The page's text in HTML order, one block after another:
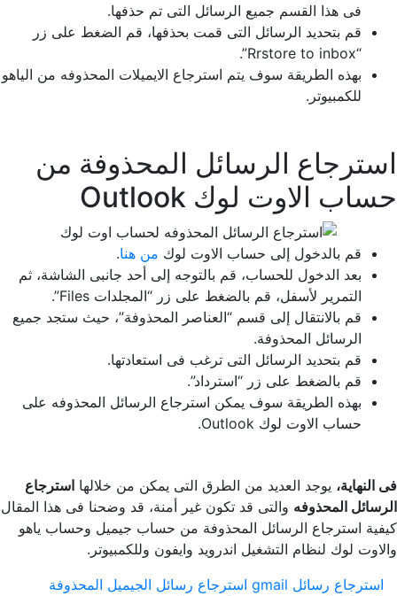
فى هذا القسم جميع الرسائل التى تم حذفها.
قم بتحديد الرسائل التى قمت بحذفها، قم الضغط على زر
“Rrstore to inbox”.
بهذه الطريقة سوف يتم استرجاع الايميلات المحذوفه من الياهو
للكمبيوتر.
استرجاع الرسائل المحذوفة من
حساب الاوت لوك Outlook
قم بالدخول إلى حساب الاوت لوك من هنا.
بعد الدخول للحساب، قم بالتوجه إلى أحد جانبى الشاشة، ثم
التمرير لأسفل، قم بالضغط على زر “المجلدات Files”.
قم بالانتقال إلى قسم “العناصر المحذوفة”، حيث ستجد جميع
الرسائل المحذوفة.
قم بتحديد الرسائل التى ترغب فى استعادتها.
قم بالضغط على زر “استرداد”.
بهذه الطريقة سوف يمكن استرجاع الرسائل المحذوفه على
حساب الاوت لوك Outlook.
فى النهاية، يوجد العديد من الطرق التى يمكن من خلالها استرجاع
الرسائل المحذوفه والتى قد تكون غير أمنة، قد وضحنا فى هذا المقال
كيفية استرجاع الرسائل المحذوفة من حساب جيميل وحساب ياهو
والاوت لوك لنظام التشغيل اندرويد وايفون وللكمبيوتر.
استرجاع رسائل gmail
استرجاع رسائل الجيميل المحذوفة